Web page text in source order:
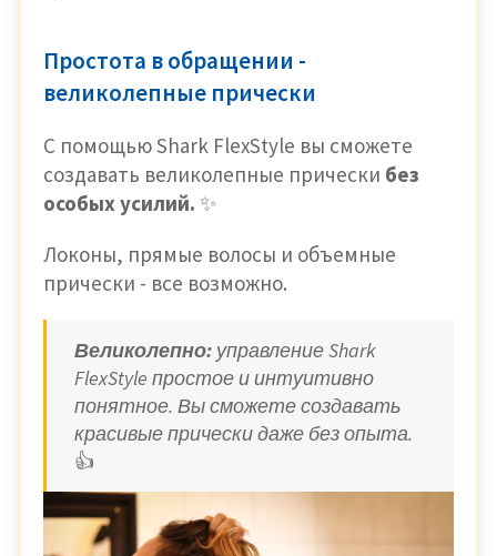
Простота в обращении -
великолепные прически
С помощью Shark FlexStyle вы сможете
создавать великолепные прически без
особых усилий. ✨
Локоны, прямые волосы и объемные
прически - все возможно.
Великолепно: управление Shark
FlexStyle простое и интуитивно
понятное. Вы сможете создавать
красивые прически даже без опыта.
👍